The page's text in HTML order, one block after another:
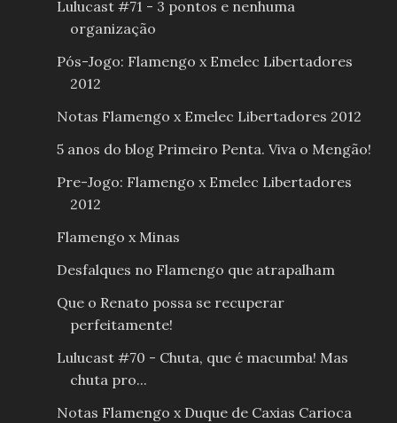
Lulucast #71 - 3 pontos e nenhuma
organização
Pós-Jogo: Flamengo x Emelec Libertadores
2012
Notas Flamengo x Emelec Libertadores 2012
5 anos do blog Primeiro Penta. Viva o Mengão!
Pre-Jogo: Flamengo x Emelec Libertadores
2012
Flamengo x Minas
Desfalques no Flamengo que atrapalham
Que o Renato possa se recuperar
perfeitamente!
Lulucast #70 - Chuta, que é macumba! Mas
chuta pro...
Notas Flamengo x Duque de Caxias Carioca